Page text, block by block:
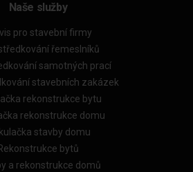
Naše služby
pro stavební firmy
řemeslníků
samotných prací
stavebních zakázek
rekonstrukce bytu
rekonstrukce domu
stavby domu
bytů
a rekonstrukce domů